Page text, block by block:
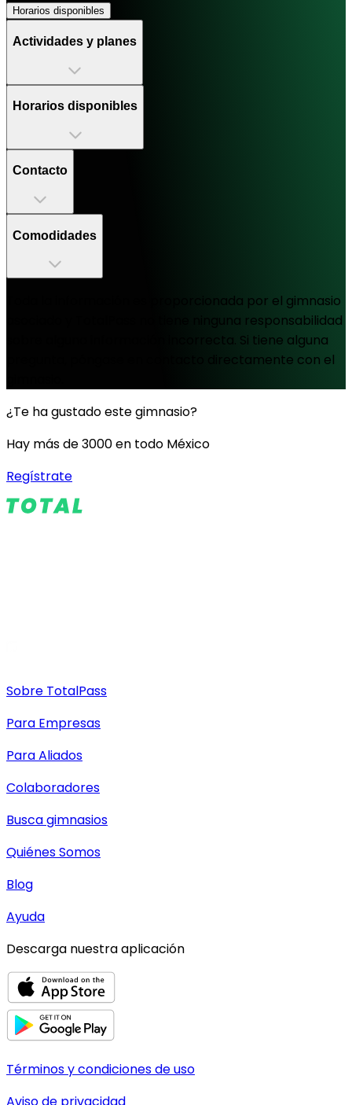
Horarios disponibles
Actividades y planes
Horarios disponibles
Contacto
Comodidades
Toda la información es proporcionada por el gimnasio
asociado y TotalPass no tiene ninguna responsabilidad
sobre alguna información incorrecta. Si tiene alguna
pregunta, póngase en contacto directamente con el
¿Te ha gustado este gimnasio?
Hay más de 3000 en todo México
Regístrate
Sobre TotalPass
Para Empresas
Para Aliados
Colaboradores
Busca gimnasios
Quiénes Somos
Blog
Ayuda
Descarga nuestra aplicación
Términos y condiciones de uso